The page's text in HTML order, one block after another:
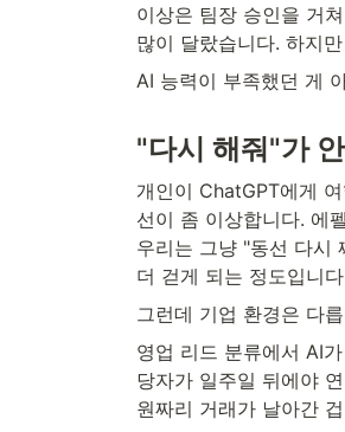
이상은 팀장 승인을 거
많이 달랐습니다. 하지
AI 능력이 부족했던 게
"다시 해줘"가
개인이 ChatGPT에게
선이 좀 이상합니다. 에
우리는 그냥 "동선 다시
더 걷게 되는 정도입니
그런데 기업 환경은 다
영업 리드 분류에서 AI
당자가 일주일 뒤에야
원짜리 거래가 날아간